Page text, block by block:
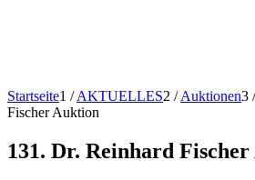
Startseite1 / AKTUELLES2 / Auktionen3 /
Fischer Auktion
131. Dr. Reinhard